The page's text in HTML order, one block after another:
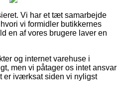
Vi har et tæt samarbejde
vi formidler butikkernes
en af vores brugere laver en
og internet varehuse i
men vi påtager os intet ansvar
er iværksat siden vi nyligst